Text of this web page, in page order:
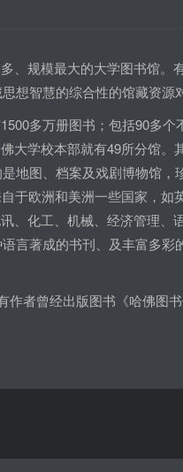
、规模最大的大学图书馆。
想智慧的综合性的馆藏资源
多万册图书；包括90多
学校本部就有49所分馆。
地图、档案及戏剧博物馆
于欧洲和美洲一些国家，
、化工、机械、经济管理
言著成的书刊、及丰富多
作者曾经出版图书《哈佛图